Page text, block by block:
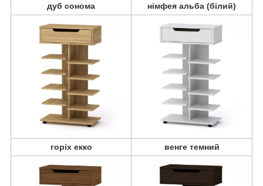
дуб сонома німфея альба (білий)
горіх екко венге темний